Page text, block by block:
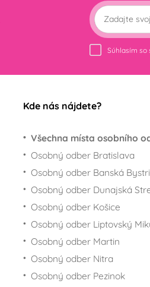
Súhlasím so
Kde nás nájdete?
Všechna místa osobního
Osobný odber Bratislava
Osobný odber Banská
Osobný odber Dunajská
Osobný odber Košice
Osobný odber Liptovský
Osobný odber Martin
Osobný odber Nitra
Osobný odber Pezinok